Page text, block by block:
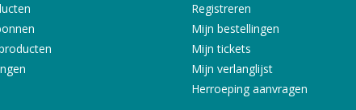
Registreren
Mijn bestellingen
Mijn tickets
Mijn verlanglijst
Herroeping aanvragen